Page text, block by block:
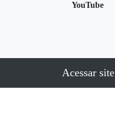
YouTube
Acessar site